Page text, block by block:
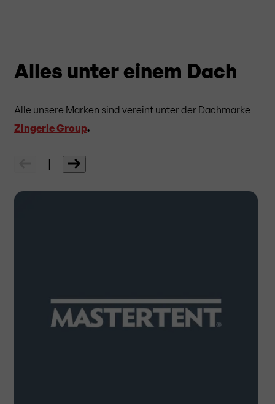
Alles unter einem Dach
Alle unsere Marken sind vereint unter der Dachmarke
Zingerle Group.
|